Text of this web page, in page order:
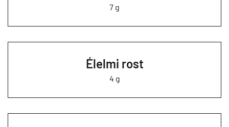
7 g
Élelmi rost
4 g